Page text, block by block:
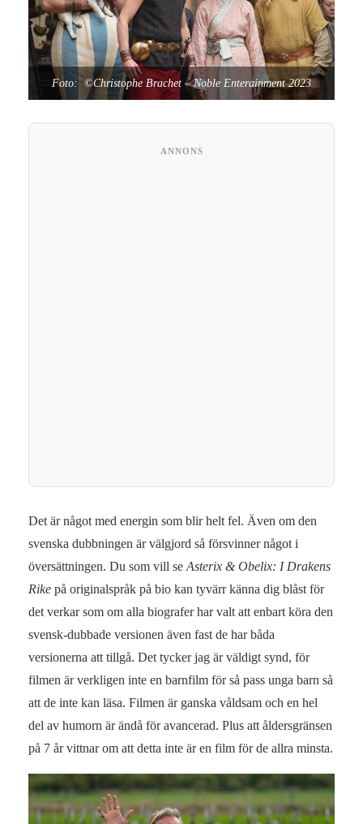
Foto: ©Christophe Brachet – Noble Enterainment 2023
ANNONS
Det är något med energin som blir helt fel. Även om den
svenska dubbningen är välgjord så försvinner något i
översättningen. Du som vill se Asterix & Obelix: I Drakens
Rike på originalspråk på bio kan tyvärr känna dig blåst för
det verkar som om alla biografer har valt att enbart köra den
svensk-dubbade versionen även fast de har båda
versionerna att tillgå. Det tycker jag är väldigt synd, för
filmen är verkligen inte en barnfilm för så pass unga barn så
att de inte kan läsa. Filmen är ganska våldsam och en hel
del av humorn är ändå för avancerad. Plus att åldersgränsen
på 7 år vittnar om att detta inte är en film för de allra minsta.